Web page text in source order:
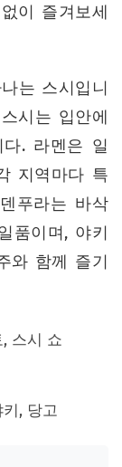
이 즐겨보세
는 스시입니
시는 입안에
. 라멘은 일
지역마다 특
푸라는 바삭
품이며, 야키
와 함께 즐기
스시 쇼
, 당고